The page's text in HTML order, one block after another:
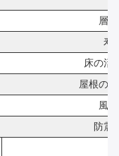
層
寿
床の活
屋根の
風
防震